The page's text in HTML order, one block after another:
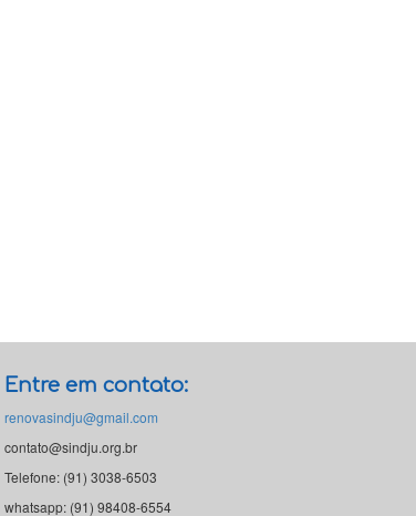
Entre em contato:
renovasindju@gmail.com
contato@sindju.org.br
Telefone: (91) 3038-6503
whatsapp: (91) 98408-6554